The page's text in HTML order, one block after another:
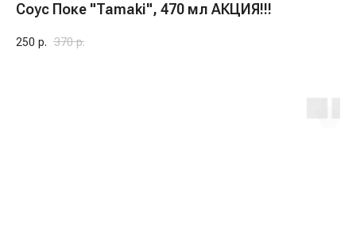
Соус Поке "Tamaki", 470 мл АКЦИЯ!!!
250 р. 370 р.